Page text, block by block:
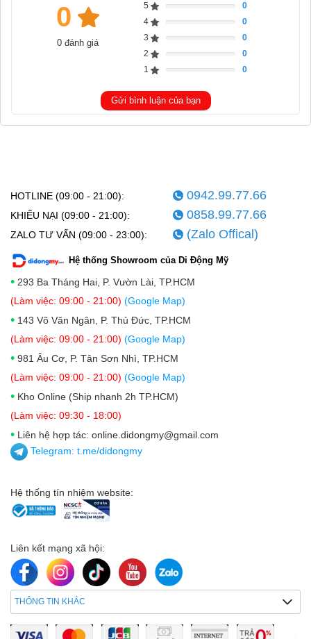
0
0 đánh giá
5
0
4
0
3
0
2
0
1
0
Gửi bình luận của bạn
HOTLINE (09:00 - 21:00): 0942.99.77.66
KHIẾU NẠI (09:00 - 21:00): 0858.99.77.66
ZALO TƯ VẤN (09:00 - 23:00): (Zalo Offical)
Hệ thống Showroom của Di Động Mỹ
• 293 Ba Tháng Hai, P. Vườn Lài, TP.HCM
(Làm việc: 09:00 - 21:00) (Google Map)
• 143 Võ Văn Ngân, P. Thủ Đức, TP.HCM
(Làm việc: 09:00 - 21:00) (Google Map)
• 981 Âu Cơ, P. Tân Sơn Nhì, TP.HCM
(Làm việc: 09:00 - 21:00) (Google Map)
• Kho Online (Ship nhanh 2h TP.HCM)
(Làm việc: 09:30 - 18:00)
• Liên hệ hợp tác: online.didongmy@gmail.com
Telegram: t.me/didongmy
Hệ thống tín nhiệm website:
Liên kết mạng xã hội:
THÔNG TIN KHÁC